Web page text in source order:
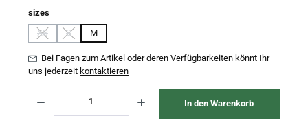
sizesauswählen
XS
(Diese Option ist zurzeit nicht verfügbar.)
S
(Diese Option ist zurzeit nicht verfügbar.)
M
Bei Fagen zum Artikel oder deren Verfügbarkeiten könnt Ihr
uns jederzeit kontaktieren
In den Warenkorb